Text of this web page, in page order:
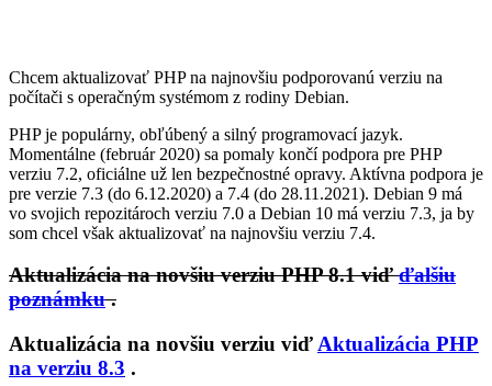
Chcem aktualizovať PHP na najnovšiu podporovanú verziu na
počítači s operačným systémom z rodiny Debian.
PHP je populárny, obľúbený a silný programovací jazyk.
Momentálne (február 2020) sa pomaly končí podpora pre PHP
verziu 7.2, oficiálne už len bezpečnostné opravy. Aktívna podpora je
pre verzie 7.3 (do 6.12.2020) a 7.4 (do 28.11.2021). Debian 9 má
vo svojich repozitároch verziu 7.0 a Debian 10 má verziu 7.3, ja by
som chcel však aktualizovať na najnovšiu verziu 7.4.
Aktualizácia na novšiu verziu PHP 8.1 viďďalšiu
poznámku.
Aktualizácia na novšiu verziu viď Aktualizácia PHP
na verziu 8.3 .